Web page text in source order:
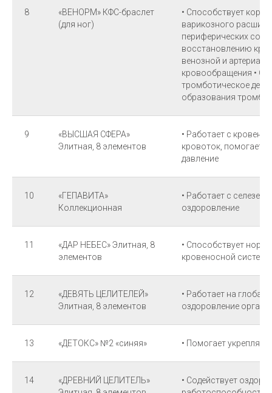
8
«ВЕНОРМ» КФС-браслет
(для ног)
• Способствует
варикозного
периферических
восстановлению
венозной и
кровообращения •
тромботическое
образования
9
«ВЫСШАЯ СФЕРА»
Элитная, 8 элементов
• Работает с
кровоток, помогает
давление
10
«ГЕПАВИТА»
Коллекционная
• Работает с
оздоровление
11
«ДАР НЕБЕС» Элитная, 8
элементов
• Способствует
кровеносной системы
12
«ДЕВЯТЬ ЦЕЛИТЕЛЕЙ»
Элитная, 8 элементов
• Работает на
оздоровление
13 «ДЕТОКС» №2 «синяя» • Помогает
14
«ДРЕВНИЙ ЦЕЛИТЕЛЬ»
• Содействует